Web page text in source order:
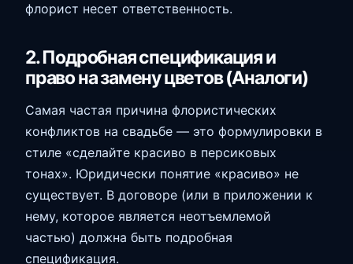
флорист несет ответственность.
2. Подробная спецификация и
право на замену цветов (Аналоги)
Самая частая причина флористических
конфликтов на свадьбе — это формулировки в
стиле «сделайте красиво в персиковых
тонах». Юридически понятие «красиво» не
существует. В договоре (или в приложении к
нему, которое является неотъемлемой
частью) должна быть подробная
спецификация.